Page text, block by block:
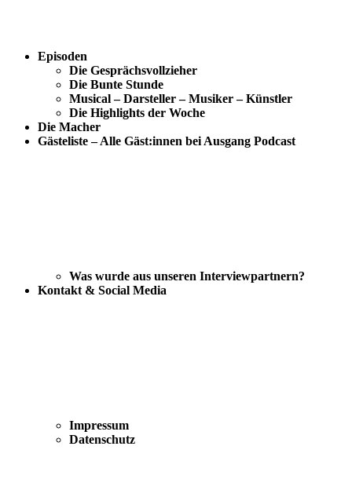
Episoden
Die Gesprächsvollzieher
Die Bunte Stunde
Musical – Darsteller – Musiker – Künstler
Die Highlights der Woche
Die Macher
Gästeliste – Alle Gäst:innen bei Ausgang Podcast
Was wurde aus unseren Interviewpartnern?
Kontakt & Social Media
Impressum
Datenschutz